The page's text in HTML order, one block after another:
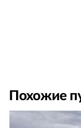
Похожие